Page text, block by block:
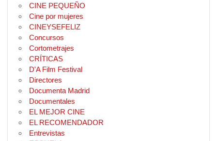
CINE PEQUEÑO
Cine por mujeres
CINEYSEFELIZ
Concursos
Cortometrajes
CRÍTICAS
D'A Film Festival
Directores
Documenta Madrid
Documentales
EL MEJOR CINE
EL RECOMENDADOR
Entrevistas